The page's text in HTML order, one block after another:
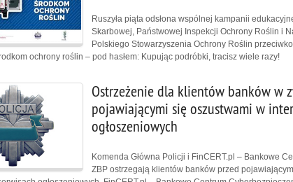
Ruszyła piąta odsłona wspólnej kampanii
Skarbowej, Państwowej Inspekcji Ochrony Roślin i
Polskiego Stowarzyszenia Ochrony Roślin
ochrony roślin – pod hasłem: Kupując podróbki, tracisz wiele razy!
Ostrzeżenie dla klientów banków w
pojawiającymi się oszustwami w
ogłoszeniowych
Komenda Główna Policji i FinCERT.pl – Bankowe
ZBP ostrzegają klientów banków przed